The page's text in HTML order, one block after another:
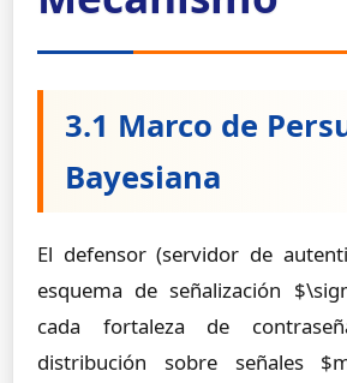
3.1 Marco de
Bayesiana
El defensor (servidor de
esquema de señalización
cada fortaleza de
distribución sobre señales